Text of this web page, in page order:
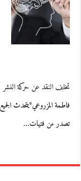
تخلف النقد عن حركة النشر
فاطمة المزروعي*يتحدث
تصدر من فتيات…